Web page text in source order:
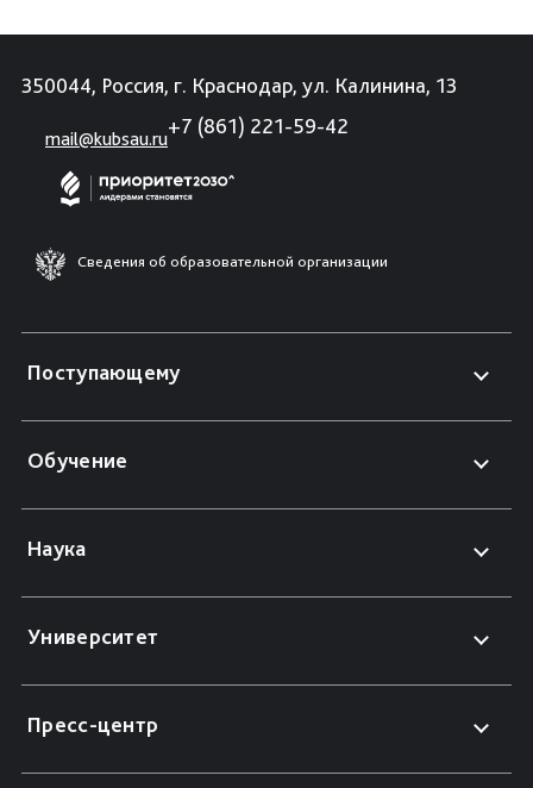
350044, Россия, г. Краснодар, ул. Калинина, 13
mail@kubsau.ru
+7 (861) 221-59-42
Сведения об образовательной организации
Поступающему
Обучение
Наука
Университет
Пресс-центр